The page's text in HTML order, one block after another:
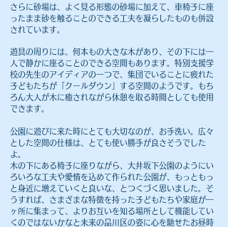
さらに砂場は、よく見る形態の砂場に加えて、車椅子に座
ったまま砂を触ることのできる工夫を凝らしたものも併設
されています。
遊具の周りには、何本もの大きな木があり、その下には一
人で静かに座ることのできる空間もあります。特別支援学
校の先生のアイディアの一つで、集団でいることに疲れた
子どもたちが「クールダウン」する空間のようです。もち
ろん大人が木に癒されながら休憩を取る時間としても使用
できます。
公園に遊びに来た時にとても大切なのが、お手洗い。広々
とした空間の仕様は、とても使い勝手が良さそうでした
よ。
​木の下にある椅子に座りながら、大井坂下公園のようにい
ろいろな工夫や愛情を込めて作られた公園が、もっともっ
と身近に増えていくと良いな、とつくづく思いました。そ
うすれば、さまざまな特徴を持った子どもたちや家庭が一
ヶ所に集まって、よりお互いを知る場所として機能してい
くのではないかなと未来の品川区の姿に心を馳せたお昼時